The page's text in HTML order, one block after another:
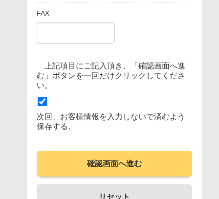
FAX
上記項目にご記入頂き、「確認画面へ進
む」ボタンを一回だけクリックしてくださ
い。
次回、お客様情報を入力しないで済むよう
保存する。
確認画面へ進む
リセット